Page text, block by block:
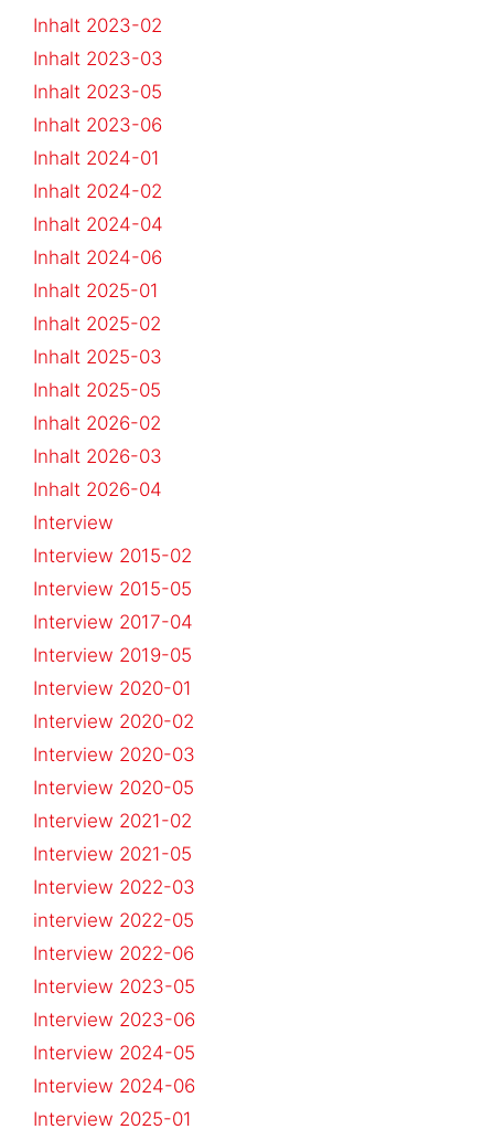
Inhalt 2023-02
Inhalt 2023-03
Inhalt 2023-05
Inhalt 2023-06
Inhalt 2024-01
Inhalt 2024-02
Inhalt 2024-04
Inhalt 2024-06
Inhalt 2025-01
Inhalt 2025-02
Inhalt 2025-03
Inhalt 2025-05
Inhalt 2026-02
Inhalt 2026-03
Inhalt 2026-04
Interview
Interview 2015-02
Interview 2015-05
Interview 2017-04
Interview 2019-05
Interview 2020-01
Interview 2020-02
Interview 2020-03
Interview 2020-05
Interview 2021-02
Interview 2021-05
Interview 2022-03
interview 2022-05
Interview 2022-06
Interview 2023-05
Interview 2023-06
Interview 2024-05
Interview 2024-06
Interview 2025-01